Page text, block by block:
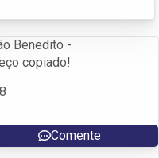
Benedito -
copiado!
Comente